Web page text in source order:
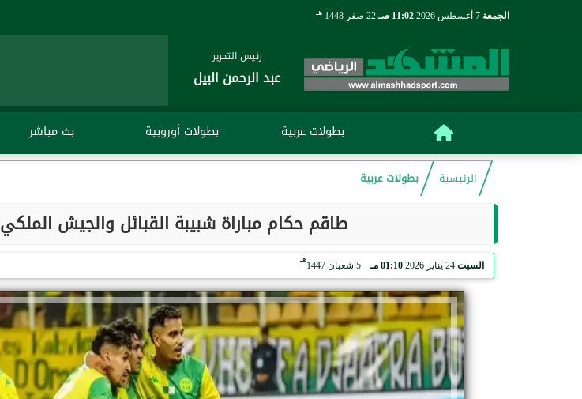
الجمعة 11:02 صـ 22 صفر 1448 هـ
رئيس التحرير
عبد الرحمن البيل
بطولات عربية بطولات أوروبية بث مباشر
الرئيسية بطولات عربية
طاقم حكام مباراة شبيبة القبائل والجيش الملكي
السبت 24 يناير 2026 01:10 مـ 5 شعبان 1447
هـ